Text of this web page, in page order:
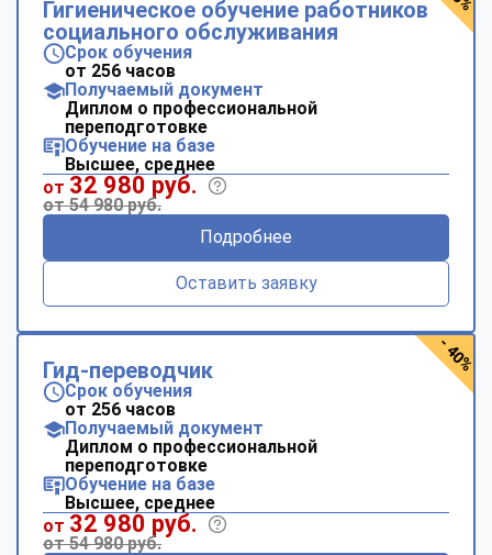
Гигиеническое обучение работников
социального обслуживания
Срок обучения
от 256 часов
Получаемый документ
Диплом о профессиональной
переподготовке
Обучение на базе
Высшее, среднее
от 32 980 руб.
от 54 980 руб.
Подробнее
Оставить заявку
Гид-переводчик
Срок обучения
от 256 часов
Получаемый документ
Диплом о профессиональной
переподготовке
Обучение на базе
Высшее, среднее
от 32 980 руб.
от 54 980 руб.
- 40%